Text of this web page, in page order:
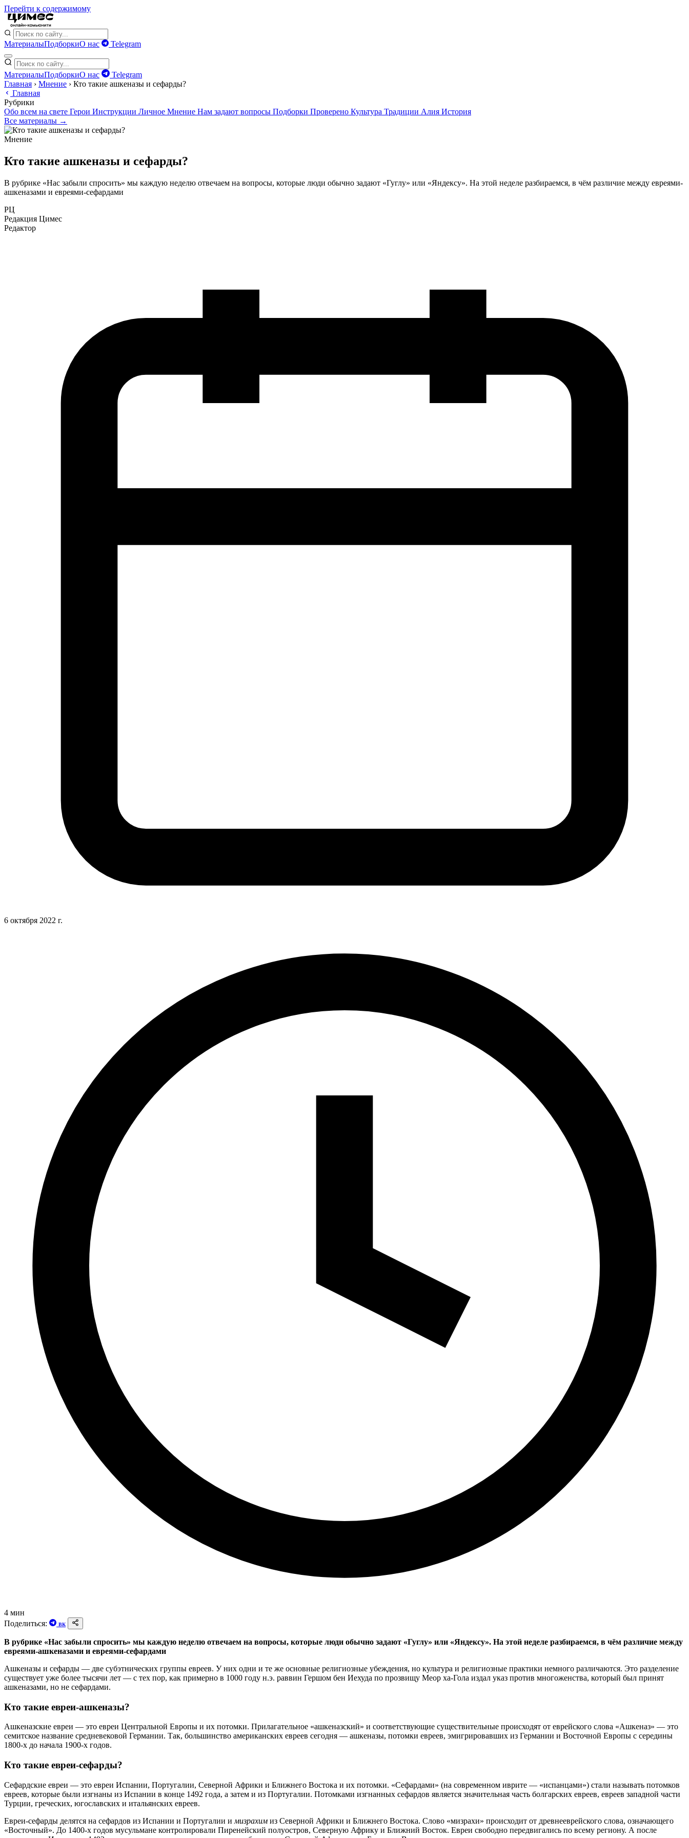
Перейти к содержимому
МатериалыПодборкиО нас Telegram
МатериалыПодборкиО нас
Telegram
Главная › Мнение › Кто такие ашкеназы и сефарды?
Главная
Рубрики
Обо всем на свете Герои Инструкции Личное Мнение Нам задают вопросы Подборки Проверено Культура Традиции Алия История
Все материалы →
Мнение
Кто такие ашкеназы и сефарды?
В рубрике «Нас забыли спросить» мы каждую неделю отвечаем на вопросы, которые люди обычно задают «Гуглу» или «Яндексу». На этой неделе разбираемся, в чём различие между евреями-
ашкеназами и евреями-сефардами
РЦ
Редакция Цимес
Редактор
6 октября 2022 г.
4 мин
Поделиться:
ВК
В рубрике «Нас забыли спросить» мы каждую неделю отвечаем на вопросы, которые люди обычно задают «Гуглу» или «Яндексу». На этой неделе разбираемся, в чём различие между
евреями-ашкеназами и евреями-сефардами
Ашкеназы и сефарды — две субэтнических группы евреев. У них одни и те же основные религиозные убеждения, но культура и религиозные практики немного различаются. Это разделение
существует уже более тысячи лет — с тех пор, как примерно в 1000 году н.э. раввин Гершом бен Иехуда по прозвищу Меор ха-Гола издал указ против многоженства, который был принят
ашкеназами, но не сефардами.
Кто такие евреи-ашкеназы?
Ашкеназские евреи — это евреи Центральной Европы и их потомки. Прилагательное «ашкеназский» и соответствующие существительные происходят от еврейского слова «Ашкеназ» — это
семитское название средневековой Германии. Так, большинство американских евреев сегодня — ашкеназы, потомки евреев, эмигрировавших из Германии и Восточной Европы с середины
1800-х до начала 1900-х годов.
Кто такие евреи-сефарды?
Сефардские евреи — это евреи Испании, Португалии, Северной Африки и Ближнего Востока и их потомки. «Сефардами» (на современном иврите — «испанцами») стали называть потомков
евреев, которые были изгнаны из Испании в конце 1492 года, а затем и из Португалии. Потомками изгнанных сефардов является значительная часть болгарских евреев, евреев западной части
Турции, греческих, югославских и итальянских евреев.
Евреи-сефарды делятся на сефардов из Испании и Португалии и мизрахим из Северной Африки и Ближнего Востока. Слово «мизрахи» происходит от древнееврейского слова, означающего
«Восточный». До 1400-х годов мусульмане контролировали Пиренейский полуостров, Северную Африку и Ближний Восток. Евреи свободно передвигались по всему региону. А после